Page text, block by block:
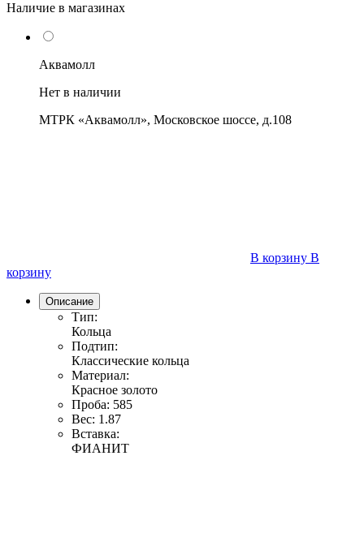
Наличие в магазинах
Аквамолл
Нет в наличии
МТРК «Аквамолл», Московское шоссе, д.108
В корзину В
корзину
Описание
Тип:
Кольца
Подтип:
Классические кольца
Материал:
Красное золото
Проба: 585
Вес: 1.87
Вставка:
ФИАНИТ